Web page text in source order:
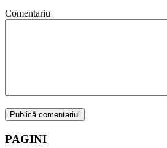
Comentariu
PAGINI